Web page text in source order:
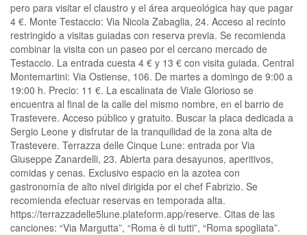
pero para visitar el claustro y el área arqueológica hay que pagar
4 €. Monte Testaccio: Via Nicola Zabaglia, 24. Acceso al recinto
restringido a visitas guiadas con reserva previa. Se recomienda
combinar la visita con un paseo por el cercano mercado de
Testaccio. La entrada cuesta 4 € y 13 € con visita guiada. Central
Montemartini: Via Ostiense, 106. De martes a domingo de 9:00 a
19:00 h. Precio: 11 €. La escalinata de Viale Glorioso se
encuentra al final de la calle del mismo nombre, en el barrio de
Trastevere. Acceso público y gratuito. Buscar la placa dedicada a
Sergio Leone y disfrutar de la tranquilidad de la zona alta de
Trastevere. Terrazza delle Cinque Lune: entrada por Via
Giuseppe Zanardelli, 23. Abierta para desayunos, aperitivos,
comidas y cenas. Exclusivo espacio en la azotea con
gastronomía de alto nivel dirigida por el chef Fabrizio. Se
recomienda efectuar reservas en temporada alta.
https://terrazzadelle5lune.plateform.app/reserve. Citas de las
canciones: “Via Margutta”, “Roma è di tutti”, “Roma spogliata”.